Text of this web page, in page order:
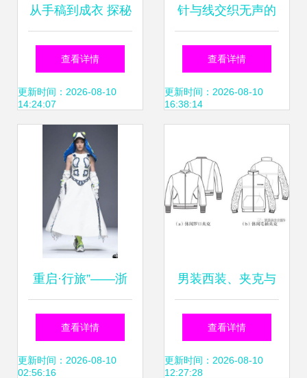
从手稿到成衣 探秘
婚纱设计的灵魂与
工艺
查看详情
更新时间：2026-08-10
14:24:07
针与线交织无声的
诗 服装设计的原点
思考
查看详情
更新时间：2026-08-10
16:38:14
重启·行旅”——浙
江科技学院艺术设
计与服装学院毕业
查看详情
更新时间：2026-08-10
02:56:16
男装西装、夹克与
风衣外套平面款式
图大全 设计要点与
查看详情
更新时间：2026-08-10
12:27:28